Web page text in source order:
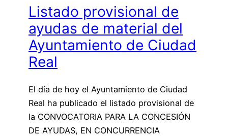
Listado provisional de
ayudas de material del
Ayuntamiento de Ciudad
Real
El día de hoy el Ayuntamiento de Ciudad
Real ha publicado el listado provisional de
la CONVOCATORIA PARA LA CONCESIÓN
DE AYUDAS, EN CONCURRENCIA